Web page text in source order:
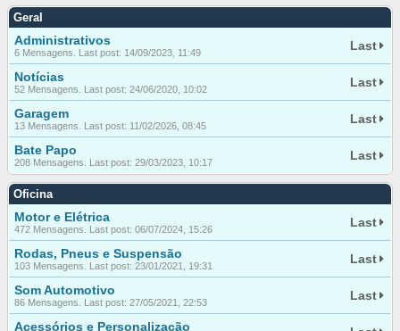
Geral
Administrativos
6 Mensagens. Last post: 14/09/2023, 11:49 Last
Notícias
52 Mensagens. Last post: 24/06/2020, 10:02 Last
Garagem
13 Mensagens. Last post: 11/02/2026, 08:45 Last
Bate Papo
208 Mensagens. Last post: 29/03/2023, 10:17 Last
Oficina
Motor e Elétrica
472 Mensagens. Last post: 06/07/2024, 15:26 Last
Rodas, Pneus e Suspensão
103 Mensagens. Last post: 23/01/2021, 19:31 Last
Som Automotivo
86 Mensagens. Last post: 27/05/2021, 22:53 Last
Acessórios e Personalização